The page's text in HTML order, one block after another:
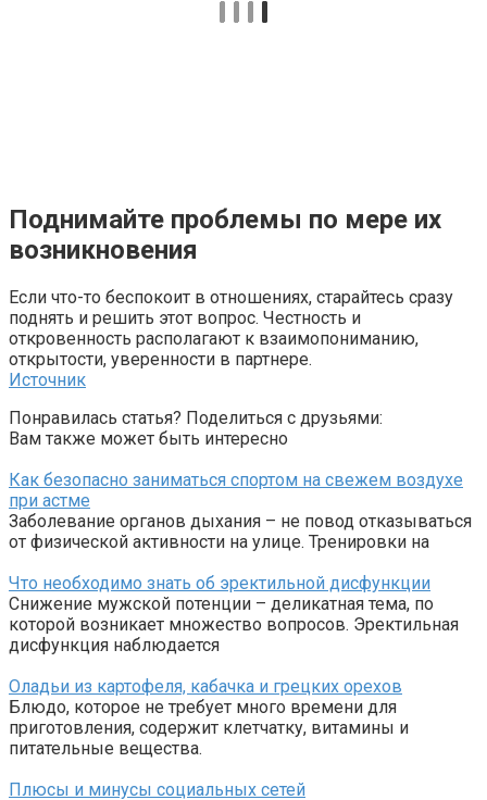
Поднимайте проблемы по мере их
возникновения
Если что-то беспокоит в отношениях, старайтесь сразу
поднять и решить этот вопрос. Честность и
откровенность располагают к взаимопониманию,
открытости, уверенности в партнере.
Источник
Понравилась статья? Поделиться с друзьями:
Вам также может быть интересно
Как безопасно заниматься спортом на свежем воздухе
при астме
Заболевание органов дыхания – не повод отказываться
от физической активности на улице. Тренировки на
Что необходимо знать об эректильной дисфункции
Снижение мужской потенции – деликатная тема, по
которой возникает множество вопросов. Эректильная
дисфункция наблюдается
Оладьи из картофеля, кабачка и грецких орехов
Блюдо, которое не требует много времени для
приготовления, содержит клетчатку, витамины и
питательные вещества.
Плюсы и минусы социальных сетей